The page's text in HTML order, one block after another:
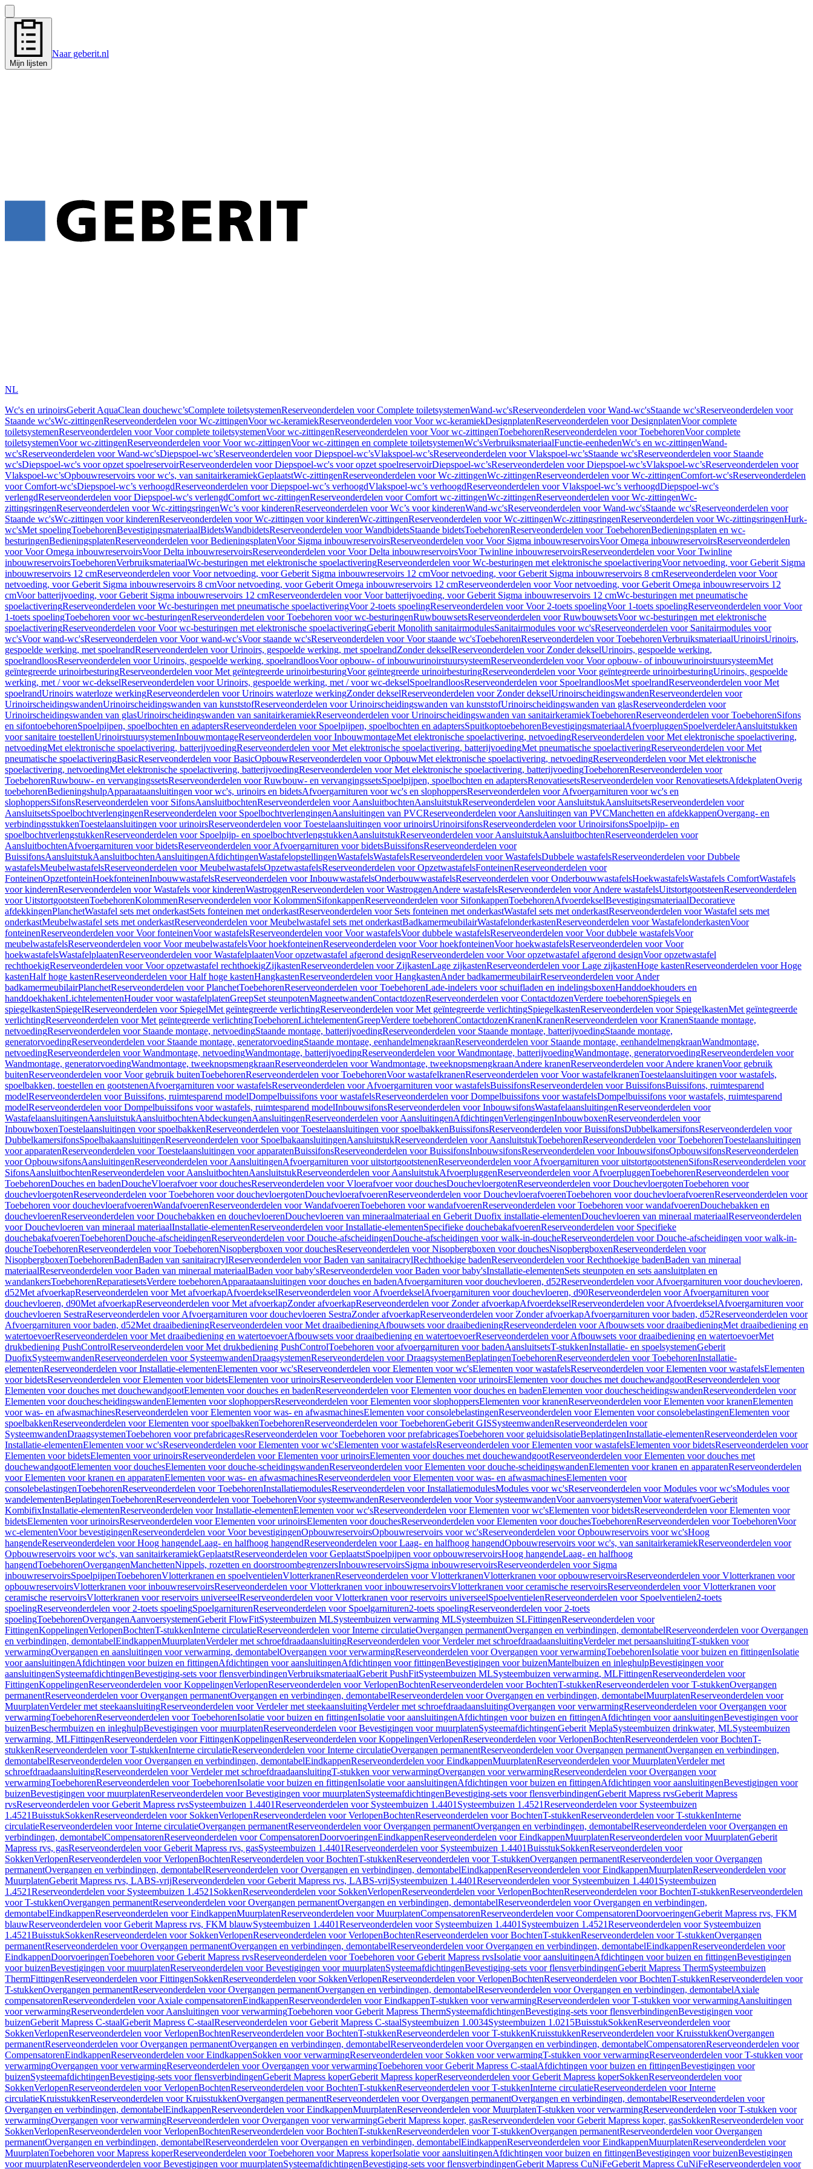
Mijn lijsten
Naar geberit.nl
NL
Wc's en urinoirsGeberit AquaClean douchewc’sComplete toiletsystemenReserveonderdelen voor Complete toiletsystemenWand-wc'sReserveonderdelen voor Wand-wc'sStaande wc'sReserveonderdelen voor
Staande wc'sWc-zittingenReserveonderdelen voor Wc-zittingenVoor wc-keramiekReserveonderdelen voor Voor wc-keramiekDesignplatenReserveonderdelen voor DesignplatenVoor complete
toiletsystemenReserveonderdelen voor Voor complete toiletsystemenVoor wc-zittingenReserveonderdelen voor Voor wc-zittingenToebehorenReserveonderdelen voor ToebehorenVoor complete
toiletsystemenVoor wc-zittingenReserveonderdelen voor Voor wc-zittingenVoor wc-zittingen en complete toiletsystemenWc'sVerbruiksmateriaalFunctie-eenhedenWc's en wc-zittingenWand-
wc'sReserveonderdelen voor Wand-wc'sDiepspoel-wc’sReserveonderdelen voor Diepspoel-wc’sVlakspoel-wc’sReserveonderdelen voor Vlakspoel-wc’sStaande wc'sReserveonderdelen voor Staande
wc'sDiepspoel-wc's voor opzet spoelreservoirReserveonderdelen voor Diepspoel-wc's voor opzet spoelreservoirDiepspoel-wc’sReserveonderdelen voor Diepspoel-wc’sVlakspoel-wc’sReserveonderdelen voor
Vlakspoel-wc’sOpbouwreservoirs voor wc's, van sanitairkeramiekGeplaatstWc-zittingenReserveonderdelen voor Wc-zittingenWc-zittingenReserveonderdelen voor Wc-zittingenComfort-wc'sReserveonderdelen
voor Comfort-wc'sDiepspoel-wc’s verhoogdReserveonderdelen voor Diepspoel-wc’s verhoogdVlakspoel-wc’s verhoogdReserveonderdelen voor Vlakspoel-wc’s verhoogdDiepspoel-wc's
verlengdReserveonderdelen voor Diepspoel-wc's verlengdComfort wc-zittingenReserveonderdelen voor Comfort wc-zittingenWc-zittingenReserveonderdelen voor Wc-zittingenWc-
zittingsringenReserveonderdelen voor Wc-zittingsringenWc’s voor kinderenReserveonderdelen voor Wc’s voor kinderenWand-wc'sReserveonderdelen voor Wand-wc'sStaande wc'sReserveonderdelen voor
Staande wc'sWc-zittingen voor kinderenReserveonderdelen voor Wc-zittingen voor kinderenWc-zittingenReserveonderdelen voor Wc-zittingenWc-zittingsringenReserveonderdelen voor Wc-zittingsringenHurk-
wc'sMet spoelingToebehorenBevestigingsmateriaalBidetsWandbidetsReserveonderdelen voor WandbidetsStaande bidetsToebehorenReserveonderdelen voor ToebehorenBedieningsplaten en wc-
besturingenBedieningsplatenReserveonderdelen voor BedieningsplatenVoor Sigma inbouwreservoirsReserveonderdelen voor Voor Sigma inbouwreservoirsVoor Omega inbouwreservoirsReserveonderdelen
voor Voor Omega inbouwreservoirsVoor Delta inbouwreservoirsReserveonderdelen voor Voor Delta inbouwreservoirsVoor Twinline inbouwreservoirsReserveonderdelen voor Voor Twinline
inbouwreservoirsToebehorenVerbruiksmateriaalWc-besturingen met elektronische spoelactiveringReserveonderdelen voor Wc-besturingen met elektronische spoelactiveringVoor netvoeding, voor Geberit Sigma
inbouwreservoirs 12 cmReserveonderdelen voor Voor netvoeding, voor Geberit Sigma inbouwreservoirs 12 cmVoor netvoeding, voor Geberit Sigma inbouwreservoirs 8 cmReserveonderdelen voor Voor
netvoeding, voor Geberit Sigma inbouwreservoirs 8 cmVoor netvoeding, voor Geberit Omega inbouwreservoirs 12 cmReserveonderdelen voor Voor netvoeding, voor Geberit Omega inbouwreservoirs 12
cmVoor batterijvoeding, voor Geberit Sigma inbouwreservoirs 12 cmReserveonderdelen voor Voor batterijvoeding, voor Geberit Sigma inbouwreservoirs 12 cmWc-besturingen met pneumatische
spoelactiveringReserveonderdelen voor Wc-besturingen met pneumatische spoelactiveringVoor 2-toets spoelingReserveonderdelen voor Voor 2-toets spoelingVoor 1-toets spoelingReserveonderdelen voor Voor
1-toets spoelingToebehoren voor wc-besturingenReserveonderdelen voor Toebehoren voor wc-besturingenRuwbouwsetsReserveonderdelen voor RuwbouwsetsVoor wc-besturingen met elektronische
spoelactiveringReserveonderdelen voor Voor wc-besturingen met elektronische spoelactiveringGeberit Monolith sanitairmodulesSanitairmodules voor wc'sReserveonderdelen voor Sanitairmodules voor
wc'sVoor wand-wc'sReserveonderdelen voor Voor wand-wc'sVoor staande wc'sReserveonderdelen voor Voor staande wc'sToebehorenReserveonderdelen voor ToebehorenVerbruiksmateriaalUrinoirsUrinoirs,
gespoelde werking, met spoelrandReserveonderdelen voor Urinoirs, gespoelde werking, met spoelrandZonder dekselReserveonderdelen voor Zonder dekselUrinoirs, gespoelde werking,
spoelrandloosReserveonderdelen voor Urinoirs, gespoelde werking, spoelrandloosVoor opbouw- of inbouwurinoirstuursysteemReserveonderdelen voor Voor opbouw- of inbouwurinoirstuursysteemMet
geïntegreerde urinoirbesturingReserveonderdelen voor Met geïntegreerde urinoirbesturingVoor geïntegreerde urinoirbesturingReserveonderdelen voor Voor geïntegreerde urinoirbesturingUrinoirs, gespoelde
werking, met / voor wc-dekselReserveonderdelen voor Urinoirs, gespoelde werking, met / voor wc-dekselSpoelrandloosReserveonderdelen voor SpoelrandloosMet spoelrandReserveonderdelen voor Met
spoelrandUrinoirs waterloze werkingReserveonderdelen voor Urinoirs waterloze werkingZonder dekselReserveonderdelen voor Zonder dekselUrinoirscheidingswandenReserveonderdelen voor
UrinoirscheidingswandenUrinoirscheidingswanden van kunststofReserveonderdelen voor Urinoirscheidingswanden van kunststofUrinoirscheidingswanden van glasReserveonderdelen voor
Urinoirscheidingswanden van glasUrinoirscheidingswanden van sanitairkeramiekReserveonderdelen voor Urinoirscheidingswanden van sanitairkeramiekToebehorenReserveonderdelen voor ToebehorenSifons
en sifontoebehorenSpoelpijpen, spoelbochten en adaptersReserveonderdelen voor Spoelpijpen, spoelbochten en adaptersSpuitkoptoebehorenBevestigingsmateriaalAfvoerpluggenSpoelverdelerAansluitstukken
voor sanitaire toestellenUrinoirstuursystemenInbouwmontageReserveonderdelen voor InbouwmontageMet elektronische spoelactivering, netvoedingReserveonderdelen voor Met elektronische spoelactivering,
netvoedingMet elektronische spoelactivering, batterijvoedingReserveonderdelen voor Met elektronische spoelactivering, batterijvoedingMet pneumatische spoelactiveringReserveonderdelen voor Met
pneumatische spoelactiveringBasicReserveonderdelen voor BasicOpbouwReserveonderdelen voor OpbouwMet elektronische spoelactivering, netvoedingReserveonderdelen voor Met elektronische
spoelactivering, netvoedingMet elektronische spoelactivering, batterijvoedingReserveonderdelen voor Met elektronische spoelactivering, batterijvoedingToebehorenReserveonderdelen voor
ToebehorenRuwbouw- en vervangingssetsReserveonderdelen voor Ruwbouw- en vervangingssetsSpoelpijpen, spoelbochten en adaptersRenovatiesetsReserveonderdelen voor RenovatiesetsAfdekplatenOverig
toebehorenBedieningshulpApparaataansluitingen voor wc's, urinoirs en bidetsAfvoergarnituren voor wc's en slophoppersReserveonderdelen voor Afvoergarnituren voor wc's en
slophoppersSifonsReserveonderdelen voor SifonsAansluitbochtenReserveonderdelen voor AansluitbochtenAansluitstukReserveonderdelen voor AansluitstukAansluitsetsReserveonderdelen voor
AansluitsetsSpoelbochtverlengingenReserveonderdelen voor SpoelbochtverlengingenAansluitingen van PVCReserveonderdelen voor Aansluitingen van PVCManchetten en afdekkappenOvergang- en
verbindingsstukkenToestelaansluitingen voor urinoirsReserveonderdelen voor Toestelaansluitingen voor urinoirsUrinoirsifonsReserveonderdelen voor UrinoirsifonsSpoelpijp- en
spoelbochtverlengstukkenReserveonderdelen voor Spoelpijp- en spoelbochtverlengstukkenAansluitstukReserveonderdelen voor AansluitstukAansluitbochtenReserveonderdelen voor
AansluitbochtenAfvoergarnituren voor bidetsReserveonderdelen voor Afvoergarnituren voor bidetsBuissifonsReserveonderdelen voor
BuissifonsAansluitstukAansluitbochtenAansluitingenAfdichtingenWastafelopstellingenWastafelsWastafelsReserveonderdelen voor WastafelsDubbele wastafelsReserveonderdelen voor Dubbele
wastafelsMeubelwastafelsReserveonderdelen voor MeubelwastafelsOpzetwastafelsReserveonderdelen voor OpzetwastafelsFonteinenReserveonderdelen voor
FonteinenOpzetfonteinHoekfonteinenInbouwwastafelsReserveonderdelen voor InbouwwastafelsOnderbouwwastafelsReserveonderdelen voor OnderbouwwastafelsHoekwastafelsWastafels ComfortWastafels
voor kinderenReserveonderdelen voor Wastafels voor kinderenWastroggenReserveonderdelen voor WastroggenAndere wastafelsReserveonderdelen voor Andere wastafelsUitstortgootsteenReserveonderdelen
voor UitstortgootsteenToebehorenKolommenReserveonderdelen voor KolommenSifonkappenReserveonderdelen voor SifonkappenToebehorenAfvoerdekselBevestigingsmateriaalDecoratieve
afdekkingenPlanchetWastafel sets met onderkastSets fonteinen met onderkastReserveonderdelen voor Sets fonteinen met onderkastWastafel sets met onderkastReserveonderdelen voor Wastafel sets met
onderkastMeubelwastafel sets met onderkastReserveonderdelen voor Meubelwastafel sets met onderkastBadkamermeubilairWastafelonderkastenReserveonderdelen voor WastafelonderkastenVoor
fonteinenReserveonderdelen voor Voor fonteinenVoor wastafelsReserveonderdelen voor Voor wastafelsVoor dubbele wastafelsReserveonderdelen voor Voor dubbele wastafelsVoor
meubelwastafelsReserveonderdelen voor Voor meubelwastafelsVoor hoekfonteinenReserveonderdelen voor Voor hoekfonteinenVoor hoekwastafelsReserveonderdelen voor Voor
hoekwastafelsWastafelplaatenReserveonderdelen voor WastafelplaatenVoor opzetwastafel afgerond designReserveonderdelen voor Voor opzetwastafel afgerond designVoor opzetwastafel
rechthoekigReserveonderdelen voor Voor opzetwastafel rechthoekigZijkastenReserveonderdelen voor ZijkastenLage zijkastenReserveonderdelen voor Lage zijkastenHoge kastenReserveonderdelen voor Hoge
kastenHalf hoge kastenReserveonderdelen voor Half hoge kastenHangkastenReserveonderdelen voor HangkastenAnder badkamermeubilairReserveonderdelen voor Ander
badkamermeubilairPlanchetReserveonderdelen voor PlanchetToebehorenReserveonderdelen voor ToebehorenLade-indelers voor schuifladen en indelingsboxenHanddoekhouders en
handdoekhakenLichtelementenHouder voor wastafelplatenGreepSet steunpotenMagneetwandenContactdozenReserveonderdelen voor ContactdozenVerdere toebehorenSpiegels en
spiegelkastenSpiegelReserveonderdelen voor SpiegelMet geïntegreerde verlichtingReserveonderdelen voor Met geïntegreerde verlichtingSpiegelkastenReserveonderdelen voor SpiegelkastenMet geïntegreerde
verlichtingReserveonderdelen voor Met geïntegreerde verlichtingToebehorenLichtelementenGreepVerdere toebehorenContactdozenKranenKranenReserveonderdelen voor KranenStaande montage,
netvoedingReserveonderdelen voor Staande montage, netvoedingStaande montage, batterijvoedingReserveonderdelen voor Staande montage, batterijvoedingStaande montage,
generatorvoedingReserveonderdelen voor Staande montage, generatorvoedingStaande montage, eenhandelmengkraanReserveonderdelen voor Staande montage, eenhandelmengkraanWandmontage,
netvoedingReserveonderdelen voor Wandmontage, netvoedingWandmontage, batterijvoedingReserveonderdelen voor Wandmontage, batterijvoedingWandmontage, generatorvoedingReserveonderdelen voor
Wandmontage, generatorvoedingWandmontage, tweeknopsmengkraanReserveonderdelen voor Wandmontage, tweeknopsmengkraanAndere kranenReserveonderdelen voor Andere kranenVoor gebruik
buitenReserveonderdelen voor Voor gebruik buitenToebehorenReserveonderdelen voor ToebehorenVoor wastafelkranenReserveonderdelen voor Voor wastafelkranenToestelaansluitingen voor wastafels,
spoelbakken, toestellen en gootstenenAfvoergarnituren voor wastafelsReserveonderdelen voor Afvoergarnituren voor wastafelsBuissifonsReserveonderdelen voor BuissifonsBuissifons, ruimtesparend
modelReserveonderdelen voor Buissifons, ruimtesparend modelDompelbuissifons voor wastafelsReserveonderdelen voor Dompelbuissifons voor wastafelsDompelbuissifons voor wastafels, ruimtesparend
modelReserveonderdelen voor Dompelbuissifons voor wastafels, ruimtesparend modelInbouwsifonsReserveonderdelen voor InbouwsifonsWastafelaansluitingenReserveonderdelen voor
WastafelaansluitingenAansluitstukAansluitbochtenAbdeckungenAansluitingenReserveonderdelen voor AansluitingenAfdichtingenVerlengingenInbouwboxenReserveonderdelen voor
InbouwboxenToestelaansluitingen voor spoelbakkenReserveonderdelen voor Toestelaansluitingen voor spoelbakkenBuissifonsReserveonderdelen voor BuissifonsDubbelkamersifonsReserveonderdelen voor
DubbelkamersifonsSpoelbakaansluitingenReserveonderdelen voor SpoelbakaansluitingenAansluitstukReserveonderdelen voor AansluitstukToebehorenReserveonderdelen voor ToebehorenToestelaansluitingen
voor apparatenReserveonderdelen voor Toestelaansluitingen voor apparatenBuissifonsReserveonderdelen voor BuissifonsInbouwsifonsReserveonderdelen voor InbouwsifonsOpbouwsifonsReserveonderdelen
voor OpbouwsifonsAansluitingenReserveonderdelen voor AansluitingenAfvoergarnituren voor uitstortgootstenenReserveonderdelen voor Afvoergarnituren voor uitstortgootstenenSifonsReserveonderdelen voor
SifonsAansluitbochtenReserveonderdelen voor AansluitbochtenAansluitstukReserveonderdelen voor AansluitstukAfvoerpluggenReserveonderdelen voor AfvoerpluggenToebehorenReserveonderdelen voor
ToebehorenDouches en badenDoucheVloerafvoer voor douchesReserveonderdelen voor Vloerafvoer voor douchesDouchevloergotenReserveonderdelen voor DouchevloergotenToebehoren voor
douchevloergotenReserveonderdelen voor Toebehoren voor douchevloergotenDouchevloerafvoerenReserveonderdelen voor DouchevloerafvoerenToebehoren voor douchevloerafvoerenReserveonderdelen voor
Toebehoren voor douchevloerafvoerenWandafvoerenReserveonderdelen voor WandafvoerenToebehoren voor wandafvoerenReserveonderdelen voor Toebehoren voor wandafvoerenDouchebakken en
douchevloerenReserveonderdelen voor Douchebakken en douchevloerenDouchevloeren van mineraalmateriaal en Geberit Duofix installatie-elementenDouchevloeren van mineraal materiaalReserveonderdelen
voor Douchevloeren van mineraal materiaalInstallatie-elementenReserveonderdelen voor Installatie-elementenSpecifieke douchebakafvoerenReserveonderdelen voor Specifieke
douchebakafvoerenToebehorenDouche-afscheidingenReserveonderdelen voor Douche-afscheidingenDouche-afscheidingen voor walk-in-doucheReserveonderdelen voor Douche-afscheidingen voor walk-in-
doucheToebehorenReserveonderdelen voor ToebehorenNisopbergboxen voor douchesReserveonderdelen voor Nisopbergboxen voor douchesNisopbergboxenReserveonderdelen voor
NisopbergboxenToebehorenBadenBaden van sanitairacrylReserveonderdelen voor Baden van sanitairacrylRechthoekige badenReserveonderdelen voor Rechthoekige badenBaden van mineraal
materiaalReserveonderdelen voor Baden van mineraal materiaalBaden voor baby'sReserveonderdelen voor Baden voor baby'sInstallatie-elementenSets steunpoten en sets aansluitplaten en
wandankersToebehorenReparatiesetsVerdere toebehorenApparaataansluitingen voor douches en badenAfvoergarnituren voor douchevloeren, d52Reserveonderdelen voor Afvoergarnituren voor douchevloeren,
d52Met afvoerkapReserveonderdelen voor Met afvoerkapAfvoerdekselReserveonderdelen voor AfvoerdekselAfvoergarnituren voor douchevloeren, d90Reserveonderdelen voor Afvoergarnituren voor
douchevloeren, d90Met afvoerkapReserveonderdelen voor Met afvoerkapZonder afvoerkapReserveonderdelen voor Zonder afvoerkapAfvoerdekselReserveonderdelen voor AfvoerdekselAfvoergarnituren voor
douchevloeren SestraReserveonderdelen voor Afvoergarnituren voor douchevloeren SestraZonder afvoerkapReserveonderdelen voor Zonder afvoerkapAfvoergarnituren voor baden, d52Reserveonderdelen voor
Afvoergarnituren voor baden, d52Met draaibedieningReserveonderdelen voor Met draaibedieningAfbouwsets voor draaibedieningReserveonderdelen voor Afbouwsets voor draaibedieningMet draaibediening en
watertoevoerReserveonderdelen voor Met draaibediening en watertoevoerAfbouwsets voor draaibediening en watertoevoerReserveonderdelen voor Afbouwsets voor draaibediening en watertoevoerMet
drukbediening PushControlReserveonderdelen voor Met drukbediening PushControlToebehoren voor afvoergarnituren voor badenAansluitsetsT-stukkenInstallatie- en spoelsystemenGeberit
DuofixSysteemwandenReserveonderdelen voor SysteemwandenDraagsystemenReserveonderdelen voor DraagsystemenBeplatingenToebehorenReserveonderdelen voor ToebehorenInstallatie-
elementenReserveonderdelen voor Installatie-elementenElementen voor wc'sReserveonderdelen voor Elementen voor wc'sElementen voor wastafelsReserveonderdelen voor Elementen voor wastafelsElementen
voor bidetsReserveonderdelen voor Elementen voor bidetsElementen voor urinoirsReserveonderdelen voor Elementen voor urinoirsElementen voor douches met douchewandgootReserveonderdelen voor
Elementen voor douches met douchewandgootElementen voor douches en badenReserveonderdelen voor Elementen voor douches en badenElementen voor douchescheidingswandenReserveonderdelen voor
Elementen voor douchescheidingswandenElementen voor slophoppersReserveonderdelen voor Elementen voor slophoppersElementen voor kranenReserveonderdelen voor Elementen voor kranenElementen
voor was- en afwasmachinesReserveonderdelen voor Elementen voor was- en afwasmachinesElementen voor consolebelastingenReserveonderdelen voor Elementen voor consolebelastingenElementen voor
spoelbakkenReserveonderdelen voor Elementen voor spoelbakkenToebehorenReserveonderdelen voor ToebehorenGeberit GISSysteemwandenReserveonderdelen voor
SysteemwandenDraagsystemenToebehoren voor prefabricagesReserveonderdelen voor Toebehoren voor prefabricagesToebehoren voor geluidsisolatieBeplatingenInstallatie-elementenReserveonderdelen voor
Installatie-elementenElementen voor wc'sReserveonderdelen voor Elementen voor wc'sElementen voor wastafelsReserveonderdelen voor Elementen voor wastafelsElementen voor bidetsReserveonderdelen voor
Elementen voor bidetsElementen voor urinoirsReserveonderdelen voor Elementen voor urinoirsElementen voor douches met douchewandgootReserveonderdelen voor Elementen voor douches met
douchewandgootElementen voor douchesElementen voor douche-scheidingswandenReserveonderdelen voor Elementen voor douche-scheidingswandenElementen voor kranen en apparatenReserveonderdelen
voor Elementen voor kranen en apparatenElementen voor was- en afwasmachinesReserveonderdelen voor Elementen voor was- en afwasmachinesElementen voor
consolebelastingenToebehorenReserveonderdelen voor ToebehorenInstallatiemodulesReserveonderdelen voor InstallatiemodulesModules voor wc'sReserveonderdelen voor Modules voor wc'sModules voor
wandelementenBeplatingenToebehorenReserveonderdelen voor ToebehorenVoor systeemwandenReserveonderdelen voor Voor systeemwandenVoor aanvoersystemenVoor waterafvoerGeberit
KombifixInstallatie-elementenReserveonderdelen voor Installatie-elementenElementen voor wc'sReserveonderdelen voor Elementen voor wc'sElementen voor bidetsReserveonderdelen voor Elementen voor
bidetsElementen voor urinoirsReserveonderdelen voor Elementen voor urinoirsElementen voor douchesReserveonderdelen voor Elementen voor douchesToebehorenReserveonderdelen voor ToebehorenVoor
wc-elementenVoor bevestigingenReserveonderdelen voor Voor bevestigingenOpbouwreservoirsOpbouwreservoirs voor wc'sReserveonderdelen voor Opbouwreservoirs voor wc'sHoog
hangendeReserveonderdelen voor Hoog hangendeLaag- en halfhoog hangendReserveonderdelen voor Laag- en halfhoog hangendOpbouwreservoirs voor wc's, van sanitairkeramiekReserveonderdelen voor
Opbouwreservoirs voor wc's, van sanitairkeramiekGeplaatstReserveonderdelen voor GeplaatstSpoelpijpen voor opbouwreservoirsHoog hangendeLaag- en halfhoog
hangendToebehorenOvergangenManchettenNippels, rozetten en doorstroombegrenzersInbouwreservoirsSigma inbouwreservoirsReserveonderdelen voor Sigma
inbouwreservoirsSpoelpijpenToebehorenVlotterkranen en spoelventielenVlotterkranenReserveonderdelen voor VlotterkranenVlotterkranen voor opbouwreservoirsReserveonderdelen voor Vlotterkranen voor
opbouwreservoirsVlotterkranen voor inbouwreservoirsReserveonderdelen voor Vlotterkranen voor inbouwreservoirsVlotterkranen voor ceramische reservoirsReserveonderdelen voor Vlotterkranen voor
ceramische reservoirsVlotterkranen voor reservoirs universeelReserveonderdelen voor Vlotterkranen voor reservoirs universeelSpoelventielenReserveonderdelen voor Spoelventielen2-toets
spoelingReserveonderdelen voor 2-toets spoelingSpoelgarniturenReserveonderdelen voor Spoelgarnituren2-toets spoelingReserveonderdelen voor 2-toets
spoelingToebehorenOvergangenAanvoersystemenGeberit FlowFitSysteembuizen MLSysteembuizen verwarming MLSysteembuizen SLFittingenReserveonderdelen voor
FittingenKoppelingenVerlopenBochtenT-stukkenInterne circulatieReserveonderdelen voor Interne circulatieOvergangen permanentOvergangen en verbindingen, demontabelReserveonderdelen voor Overgangen
en verbindingen, demontabelEindkappenMuurplatenVerdeler met schroefdraadaansluitingReserveonderdelen voor Verdeler met schroefdraadaansluitingVerdeler met persaansluitingT-stukken voor
verwarmingOvergangen en aansluitingen voor verwarming, demontabelOvergangen voor verwarmingReserveonderdelen voor Overgangen voor verwarmingToebehorenIsolatie voor buizen en fittingenIsolatie
voor aansluitingenAfdichtingen voor buizen en fittingenAfdichtingen voor aansluitingenAfdichtingen voor fittingenBevestigingen voor buizenMantelbuizen en inleghulpBevestigingen voor
aansluitingenSysteemafdichtingenBevestiging-sets voor flensverbindingenVerbruiksmateriaalGeberit PushFitSysteembuizen MLSysteembuizen verwarming, MLFittingenReserveonderdelen voor
FittingenKoppelingenReserveonderdelen voor KoppelingenVerlopenReserveonderdelen voor VerlopenBochtenReserveonderdelen voor BochtenT-stukkenReserveonderdelen voor T-stukkenOvergangen
permanentReserveonderdelen voor Overgangen permanentOvergangen en verbindingen, demontabelReserveonderdelen voor Overgangen en verbindingen, demontabelMuurplatenReserveonderdelen voor
MuurplatenVerdeler met steekaansluitingReserveonderdelen voor Verdeler met steekaansluitingVerdeler met schroefdraadaansluitingOvergangen voor verwarmingReserveonderdelen voor Overgangen voor
verwarmingToebehorenReserveonderdelen voor ToebehorenIsolatie voor buizen en fittingenIsolatie voor aansluitingenAfdichtingen voor buizen en fittingenAfdichtingen voor aansluitingenBevestigingen voor
buizenBeschermbuizen en inleghulpBevestigingen voor muurplatenReserveonderdelen voor Bevestigingen voor muurplatenSysteemafdichtingenGeberit MeplaSysteembuizen drinkwater, MLSysteembuizen
verwarming, MLFittingenReserveonderdelen voor FittingenKoppelingenReserveonderdelen voor KoppelingenVerlopenReserveonderdelen voor VerlopenBochtenReserveonderdelen voor BochtenT-
stukkenReserveonderdelen voor T-stukkenInterne circulatieReserveonderdelen voor Interne circulatieOvergangen permanentReserveonderdelen voor Overgangen permanentOvergangen en verbindingen,
demontabelReserveonderdelen voor Overgangen en verbindingen, demontabelEindkappenReserveonderdelen voor EindkappenMuurplatenReserveonderdelen voor MuurplatenVerdeler met
schroefdraadaansluitingReserveonderdelen voor Verdeler met schroefdraadaansluitingT-stukken voor verwarmingOvergangen voor verwarmingReserveonderdelen voor Overgangen voor
verwarmingToebehorenReserveonderdelen voor ToebehorenIsolatie voor buizen en fittingenIsolatie voor aansluitingenAfdichtingen voor buizen en fittingenAfdichtingen voor aansluitingenBevestigingen voor
buizenBevestigingen voor muurplatenReserveonderdelen voor Bevestigingen voor muurplatenSysteemafdichtingenBevestiging-sets voor flensverbindingenGeberit Mapress rvsGeberit Mapress
rvsReserveonderdelen voor Geberit Mapress rvsSysteembuizen 1.4401Reserveonderdelen voor Systeembuizen 1.4401 Systeembuizen 1.4521Reserveonderdelen voor Systeembuizen
1.4521BuisstukSokkenReserveonderdelen voor SokkenVerlopenReserveonderdelen voor VerlopenBochtenReserveonderdelen voor BochtenT-stukkenReserveonderdelen voor T-stukkenInterne
circulatieReserveonderdelen voor Interne circulatieOvergangen permanentReserveonderdelen voor Overgangen permanentOvergangen en verbindingen, demontabelReserveonderdelen voor Overgangen en
verbindingen, demontabelCompensatorenReserveonderdelen voor CompensatorenDoorvoeringenEindkappenReserveonderdelen voor EindkappenMuurplatenReserveonderdelen voor MuurplatenGeberit
Mapress rvs, gasReserveonderdelen voor Geberit Mapress rvs, gasSysteembuizen 1.4401Reserveonderdelen voor Systeembuizen 1.4401BuisstukSokkenReserveonderdelen voor
SokkenVerlopenReserveonderdelen voor VerlopenBochtenReserveonderdelen voor BochtenT-stukkenReserveonderdelen voor T-stukkenOvergangen permanentReserveonderdelen voor Overgangen
permanentOvergangen en verbindingen, demontabelReserveonderdelen voor Overgangen en verbindingen, demontabelEindkappenReserveonderdelen voor EindkappenMuurplatenReserveonderdelen voor
MuurplatenGeberit Mapress rvs, LABS-vrijReserveonderdelen voor Geberit Mapress rvs, LABS-vrijSysteembuizen 1.4401Reserveonderdelen voor Systeembuizen 1.4401 Systeembuizen
1.4521Reserveonderdelen voor Systeembuizen 1.4521 SokkenReserveonderdelen voor SokkenVerlopenReserveonderdelen voor VerlopenBochtenReserveonderdelen voor BochtenT-stukkenReserveonderdelen
voor T-stukkenOvergangen permanentReserveonderdelen voor Overgangen permanentOvergangen en verbindingen, demontabelReserveonderdelen voor Overgangen en verbindingen,
demontabelEindkappenReserveonderdelen voor EindkappenMuurplatenReserveonderdelen voor MuurplatenCompensatorenReserveonderdelen voor CompensatorenDoorvoeringenGeberit Mapress rvs, FKM
blauwReserveonderdelen voor Geberit Mapress rvs, FKM blauwSysteembuizen 1.4401Reserveonderdelen voor Systeembuizen 1.4401 Systeembuizen 1.4521Reserveonderdelen voor Systeembuizen
1.4521BuisstukSokkenReserveonderdelen voor SokkenVerlopenReserveonderdelen voor VerlopenBochtenReserveonderdelen voor BochtenT-stukkenReserveonderdelen voor T-stukkenOvergangen
permanentReserveonderdelen voor Overgangen permanentOvergangen en verbindingen, demontabelReserveonderdelen voor Overgangen en verbindingen, demontabelEindkappenReserveonderdelen voor
EindkappenDoorvoeringenToebehoren voor Geberit Mapress rvsReserveonderdelen voor Toebehoren voor Geberit Mapress rvsIsolatie voor aansluitingenAfdichtingen voor buizen en fittingenBevestigingen
voor buizenBevestigingen voor muurplatenReserveonderdelen voor Bevestigingen voor muurplatenSysteemafdichtingenBevestiging-sets voor flensverbindingenGeberit Mapress ThermSysteembuizen
ThermFittingenReserveonderdelen voor FittingenSokkenReserveonderdelen voor SokkenVerlopenReserveonderdelen voor VerlopenBochtenReserveonderdelen voor BochtenT-stukkenReserveonderdelen voor
T-stukkenOvergangen permanentReserveonderdelen voor Overgangen permanentOvergangen en verbindingen, demontabelReserveonderdelen voor Overgangen en verbindingen, demontabelAxiale
compensatorenReserveonderdelen voor Axiale compensatorenEindkappenReserveonderdelen voor EindkappenT-stukken voor verwarmingReserveonderdelen voor T-stukken voor verwarmingAansluitingen
voor verwarmingReserveonderdelen voor Aansluitingen voor verwarmingToebehoren voor Geberit Mapress ThermSysteemafdichtingenBevestiging-sets voor flensverbindingenBevestigingen voor
buizenGeberit Mapress C-staalGeberit Mapress C-staalReserveonderdelen voor Geberit Mapress C-staalSysteembuizen 1.0034Systeembuizen 1.0215BuisstukSokkenReserveonderdelen voor
SokkenVerlopenReserveonderdelen voor VerlopenBochtenReserveonderdelen voor BochtenT-stukkenReserveonderdelen voor T-stukkenKruisstukkenReserveonderdelen voor KruisstukkenOvergangen
permanentReserveonderdelen voor Overgangen permanentOvergangen en verbindingen, demontabelReserveonderdelen voor Overgangen en verbindingen, demontabelCompensatorenReserveonderdelen voor
CompensatorenEindkappenReserveonderdelen voor EindkappenSokken voor verwarmingReserveonderdelen voor Sokken voor verwarmingT-stukken voor verwarmingReserveonderdelen voor T-stukken voor
verwarmingOvergangen voor verwarmingReserveonderdelen voor Overgangen voor verwarmingToebehoren voor Geberit Mapress C-staalAfdichtingen voor buizen en fittingenBevestigingen voor
buizenSysteemafdichtingenBevestiging-sets voor flensverbindingenGeberit Mapress koperGeberit Mapress koperReserveonderdelen voor Geberit Mapress koperSokkenReserveonderdelen voor
SokkenVerlopenReserveonderdelen voor VerlopenBochtenReserveonderdelen voor BochtenT-stukkenReserveonderdelen voor T-stukkenInterne circulatieReserveonderdelen voor Interne
circulatieKruisstukkenReserveonderdelen voor KruisstukkenOvergangen permanentReserveonderdelen voor Overgangen permanentOvergangen en verbindingen, demontabelReserveonderdelen voor
Overgangen en verbindingen, demontabelEindkappenReserveonderdelen voor EindkappenMuurplatenReserveonderdelen voor MuurplatenT-stukken voor verwarmingReserveonderdelen voor T-stukken voor
verwarmingOvergangen voor verwarmingReserveonderdelen voor Overgangen voor verwarmingGeberit Mapress koper, gasReserveonderdelen voor Geberit Mapress koper, gasSokkenReserveonderdelen voor
SokkenVerlopenReserveonderdelen voor VerlopenBochtenReserveonderdelen voor BochtenT-stukkenReserveonderdelen voor T-stukkenOvergangen permanentReserveonderdelen voor Overgangen
permanentOvergangen en verbindingen, demontabelReserveonderdelen voor Overgangen en verbindingen, demontabelEindkappenReserveonderdelen voor EindkappenMuurplatenReserveonderdelen voor
MuurplatenToebehoren voor Mapress koperReserveonderdelen voor Toebehoren voor Mapress koperIsolatie voor aansluitingenAfdichtingen voor buizen en fittingenBevestigingen voor buizenBevestigingen
voor muurplatenReserveonderdelen voor Bevestigingen voor muurplatenSysteemafdichtingenBevestiging-sets voor flensverbindingenGeberit Mapress CuNiFeGeberit Mapress CuNiFeReserveonderdelen voor